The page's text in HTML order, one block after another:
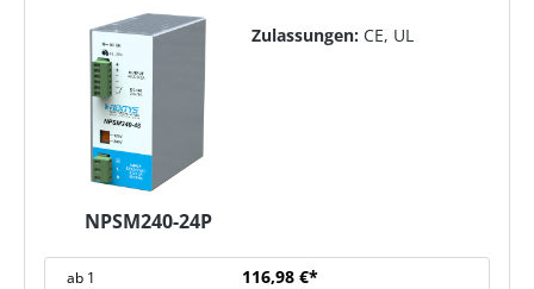
NPSM240-24P
Zulassungen: CE, UL
ab 1 116,98 €*